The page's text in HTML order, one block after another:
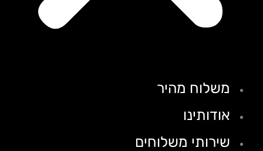
משלוח מהיר
אודותינו
שירותי משלוחים